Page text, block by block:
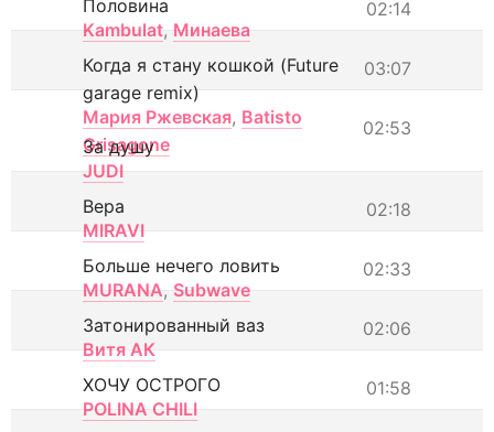
02:14
Половина
Kambulat, Минаева
03:07
Когда я стану кошкой (Future
garage remix)
Мария Ржевская, Batisto
Grisagone
02:53
За душу
JUDI
02:18
Вера
MIRAVI
02:33
Больше нечего ловить
MURANA, Subwave
02:06
Затонированный ваз
Витя АК
01:58
ХОЧУ ОСТРОГО
POLINA CHILI